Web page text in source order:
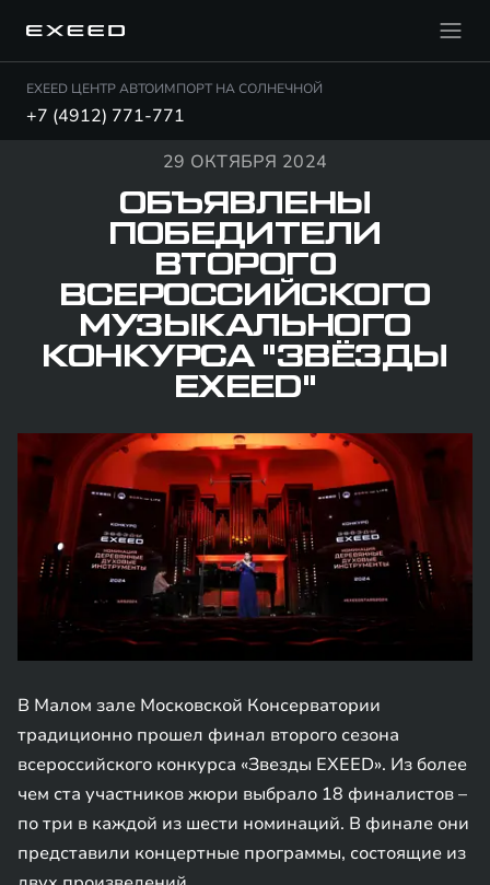
EXEED ЦЕНТР АВТОИМПОРТ НА СОЛНЕЧНОЙ
+7 (4912) 771-771
29 ОКТЯБРЯ 2024
ОБЪЯВЛЕНЫ
ПОБЕДИТЕЛИ
ВТОРОГО
ВСЕРОССИЙСКОГО
МУЗЫКАЛЬНОГО
КОНКУРСА "ЗВЁЗДЫ
EXEED"
В Малом зале Московской Консерватории
традиционно прошел финал второго сезона
всероссийского конкурса «Звезды EXEED». Из более
чем ста участников жюри выбрало 18 финалистов –
по три в каждой из шести номинаций. В финале они
представили концертные программы, состоящие из